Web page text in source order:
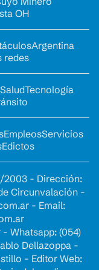
OH
Argentina
redes
SaludTecnología
EmpleosServicios
Edictos
2003 - Dirección:
Circunvalación -
- Email:
- Whatsapp: (054)
Dellazoppa -
- Editor Web: